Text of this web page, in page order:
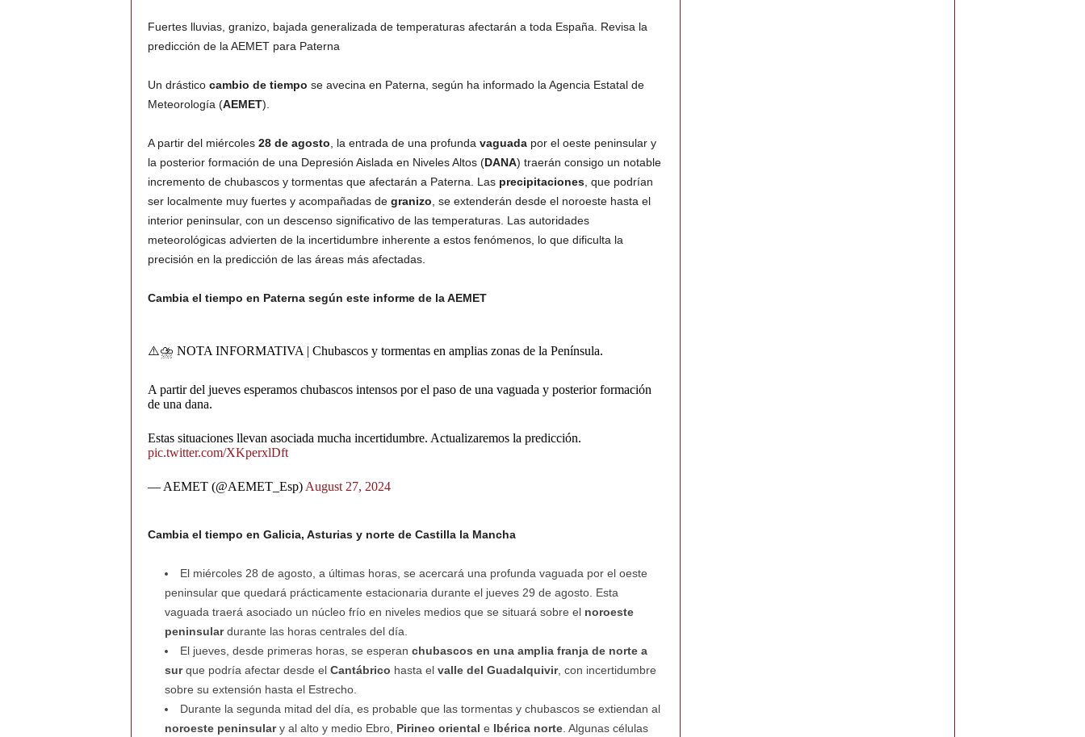
Fuertes lluvias, granizo, bajada generalizada de temperaturas afectarán a toda España. Revisa la
predicción de la AEMET para Paterna
Un drástico cambio de tiempo se avecina en Paterna, según ha informado la Agencia Estatal de
Meteorología (AEMET).
A partir del miércoles 28 de agosto, la entrada de una profunda vaguadapor el oeste peninsular y
la posterior formación de una Depresión Aislada en Niveles Altos (DANA) traerán consigo un notable
incremento de chubascos y tormentas que afectarán a Paterna. Las precipitaciones, que podrían
ser localmente muy fuertes y acompañadas de granizo, se extenderán desde el noroeste hasta el
interior peninsular, con un descenso significativo de las temperaturas. Las autoridades
meteorológicas advierten de la incertidumbre inherente a estos fenómenos, lo que dificulta la
precisión en la predicción de las áreas más afectadas.
Cambia el tiempo en Paterna según este informe de la AEMET
⚠️⛈️ NOTA INFORMATIVA | Chubascos y tormentas en amplias zonas de la Península.
A partir del jueves esperamos chubascos intensos por el paso de una vaguada y posterior formación
de una dana.
Estas situaciones llevan asociada mucha incertidumbre. Actualizaremos la predicción.
pic.twitter.com/XKperxlDft
— AEMET (@AEMET_Esp) August 27, 2024
Cambia el tiempo en Galicia, Asturias y norte de Castilla la Mancha
El miércoles 28 de agosto, a últimas horas, se acercará una profunda vaguada por el oeste
peninsular que quedará prácticamente estacionaria durante el jueves 29 de agosto. Esta
vaguada traerá asociado un núcleo frío en niveles medios que se situará sobre el noroeste
peninsulardurante las horas centrales del día.
El jueves, desde primeras horas, se esperan chubascos en una amplia franja de norte a
surque podría afectar desde el Cantábrico hasta el valle del Guadalquivir, con incertidumbre
sobre su extensión hasta el Estrecho.
Durante la segunda mitad del día, es probable que las tormentas y chubascos se extiendan al
noroeste peninsulary al alto y medio Ebro, Pirineo oriental e Ibérica norte. Algunas células